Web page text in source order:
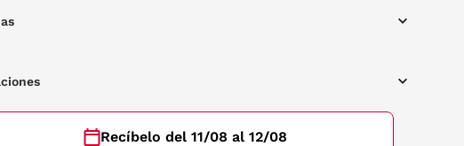
Recíbelo del 11/08 al 12/08